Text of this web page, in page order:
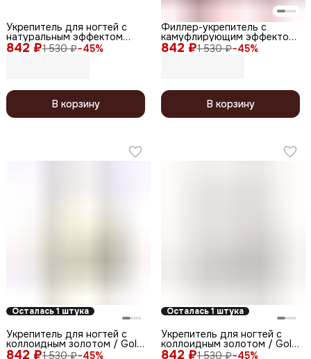
842 ₽1 530 ₽−45%
Укрепитель для ногтей с
натуральным эффектом
тонирующий / BB Hardener
В корзину
842 ₽1 530 ₽−45%
Филлер-укрепитель с
камуфлирующим эффектом
/ Nude Filler 05 Brown
В корзину
Осталась 1 штука
842 ₽1 530 ₽−45%
Укрепитель для ногтей с
коллоидным золотом / Gold
Hardener Nude, 12,5 мл
Осталась 1 штука
842 ₽1 530 ₽−45%
Укрепитель для ногтей с
коллоидным золотом / Gold
Hardener Rose, 12,5 мл